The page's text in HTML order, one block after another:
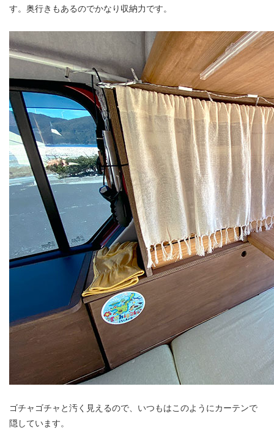
す。奥行きもあるのでかなり収納力です。
ゴチャゴチャと汚く見えるので、いつもはこのようにカーテンで
隠しています。